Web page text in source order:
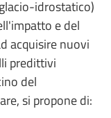
idrostatico)
e del
acquisire nuovi
predittivi
del
si propone di: